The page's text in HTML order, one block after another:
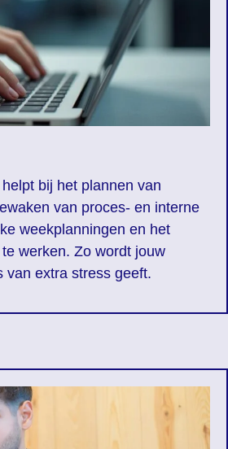
bij het plannen van
van proces- en interne
weekplanningen en het
werken. Zo wordt jouw
van extra stress geeft.